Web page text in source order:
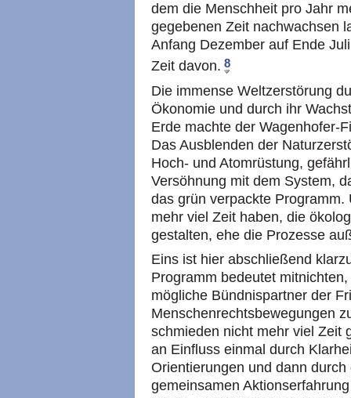
dem die Menschheit pro Jahr
gegebenen Zeit nachwachsen
Anfang Dezember auf Ende
Zeit davon. 8
Die immense Weltzerstörung
Ökonomie und durch ihr
Erde machte der Wagenhofer-
Das Ausblenden der
Hoch- und Atomrüstung,
Versöhnung mit dem System,
das grün verpackte
mehr viel Zeit haben, die
gestalten, ehe die Prozesse
Eins ist hier abschließend
Programm bedeutet
mögliche Bündnispartner der
Menschenrechtsbewegungen
schmieden nicht mehr viel Zeit
an Einfluss einmal durch
Orientierungen und dann
gemeinsamen